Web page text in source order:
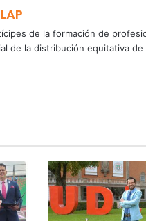
de la formación de
de la distribución equitativa